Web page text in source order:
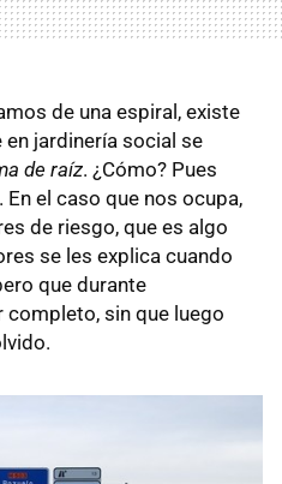
de una espiral, existe
en jardinería social se
de raíz. ¿Cómo? Pues
el caso que nos ocupa,
de riesgo, que es algo
se les explica cuando
que durante
sin que luego